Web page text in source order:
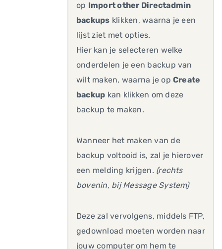
op Import other Directadmin
backups klikken, waarna je een
lijst ziet met opties.
Hier kan je selecteren welke
onderdelen je een backup van
wilt maken, waarna je opCreate
backup kan klikken om deze
backup te maken.
Wanneer het maken van de
backup voltooid is, zal je hierover
een melding krijgen. (rechts
bovenin, bij Message System)
Deze zal vervolgens, middels FTP,
gedownload moeten worden naar
jouw computer om hem te